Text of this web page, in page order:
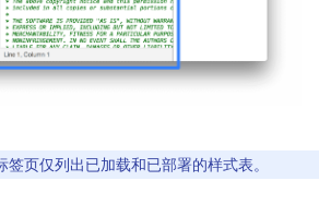
签页仅列出已加载和已部署的样式表。